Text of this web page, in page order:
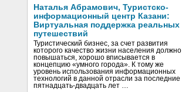
Наталья Абрамович, Туристско-
информационный центр Казани:
Виртуальная поддержка реальных
путешествий
Туристический бизнес, за счет развития
которого качество жизни населения должно
повышаться, хорошо вписывается в
концепцию «умного города». К тому же
уровень использования информационных
технологий в данной отрасли за последние
пятнадцать-двадцать лет …